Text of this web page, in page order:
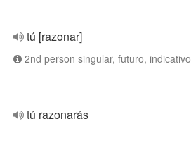
tú [razonar]
2nd person singular, futuro, indicativo
tú razonarás